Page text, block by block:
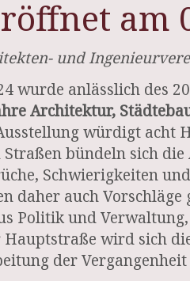
am
und
wurde anlässlich des
Architektur,
würdigt acht
Straßen bündeln sich
Schwierigkeiten
daher auch
Politik und
wird sich
der